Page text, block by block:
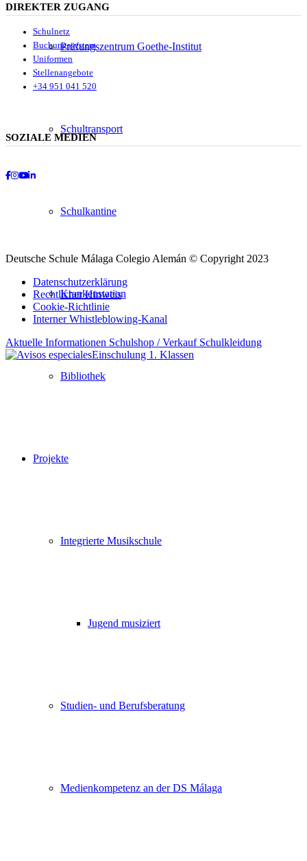
Prüfungszentrum Goethe-Institut
Schultransport
Schulkantine
Krankenstation
Bibliothek
Projekte
Integrierte Musikschule
Jugend musiziert
Studien- und Berufsberatung
Medienkompetenz an der DS Málaga
DIREKTER ZUGANG
Schulnetz
Buchungssystem
Uniformen
Stellenangebote
+34 951 041 520
SOZIALE MEDIEN
Deutsche Schule Málaga Colegio Alemán © Copyright 2023
Datenschutzerklärung
Rechtlicher Hinweis
Cookie-Richtlinie
Interner Whistleblowing-Kanal
Aktuelle Informationen Schulshop / Verkauf Schulkleidung
Einschulung 1. Klassen